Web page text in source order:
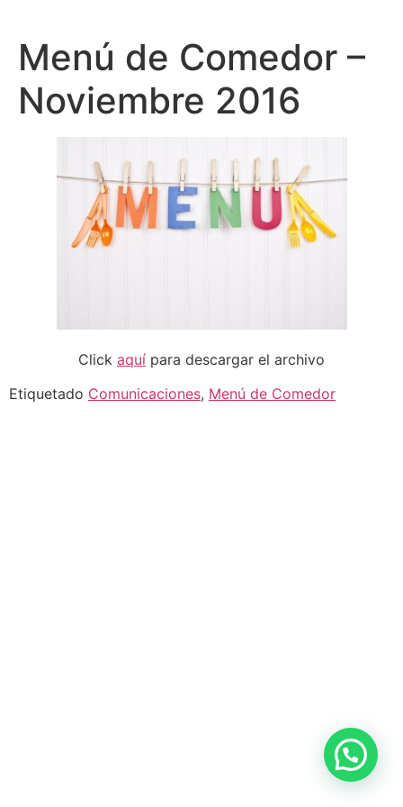
Menú de Comedor –
Noviembre 2016
Click aquí para descargar el archivo
Etiquetado Comunicaciones, Menú de Comedor